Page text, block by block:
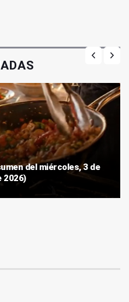
del miércoles, 3 de
2026)